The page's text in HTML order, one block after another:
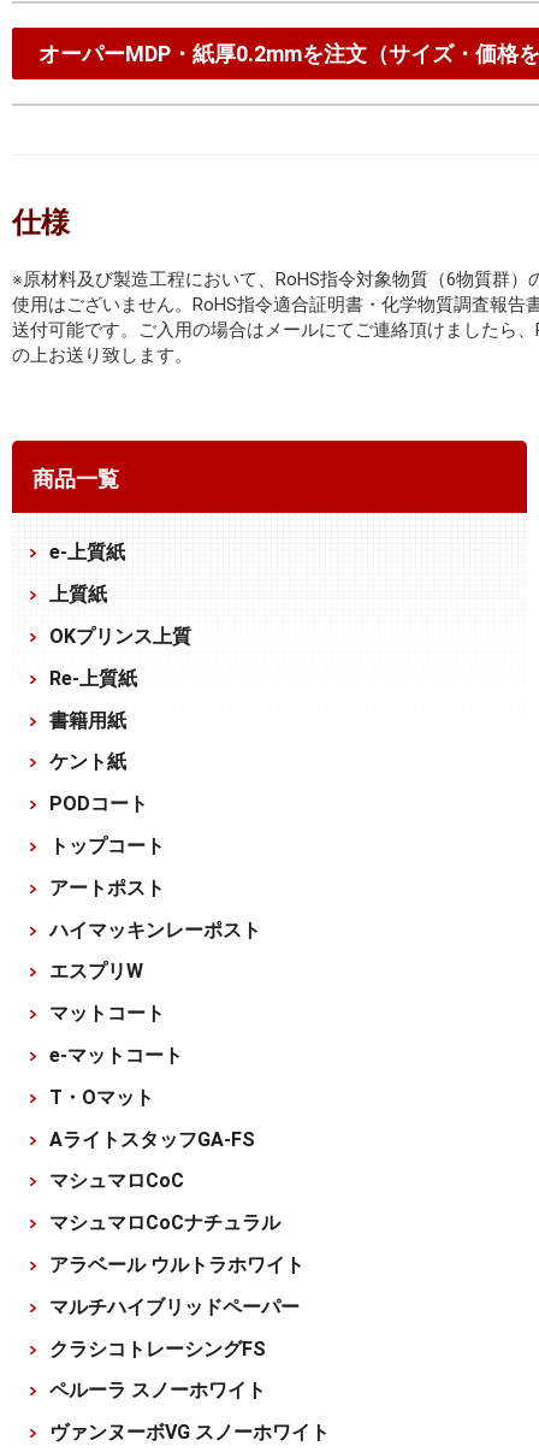
オーパーMDP・紙厚0.2mmを注文（サイズ・価格
仕様
※原材料及び製造工程において、RoHS指令対象物質（6物質群）
使用はございません。RoHS指令適合証明書・化学物質調査報告
送付可能です。ご入用の場合はメールにてご連絡頂けましたら、
の上お送り致します。
商品一覧
e-上質紙
上質紙
OKプリンス上質
Re-上質紙
書籍用紙
ケント紙
PODコート
トップコート
アートポスト
ハイマッキンレーポスト
エスプリW
マットコート
e-マットコート
T・Oマット
AライトスタッフGA-FS
マシュマロCoC
マシュマロCoCナチュラル
アラベール ウルトラホワイト
マルチハイブリッドペーパー
クラシコトレーシングFS
ペルーラ スノーホワイト
ヴァンヌーボVG スノーホワイト